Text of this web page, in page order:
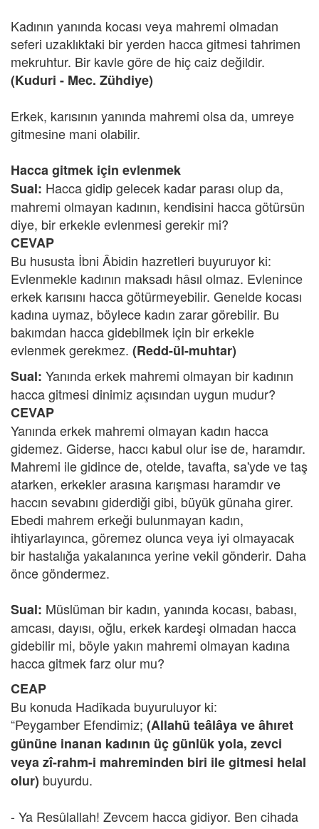
Kadının yanında kocası veya mahremi olmadan
seferi uzaklıktaki bir yerden hacca gitmesi tahrimen
mekruhtur. Bir kavle göre de hiç caiz değildir.
(Kuduri - Mec. Zühdiye)
Erkek, karısının yanında mahremi olsa da, umreye
gitmesine mani olabilir.
Hacca gitmek için evlenmek
Sual: Hacca gidip gelecek kadar parası olup da,
mahremi olmayan kadının, kendisini hacca götürsün
diye, bir erkekle evlenmesi gerekir mi?
CEVAP
Bu hususta İbni Âbidin hazretleri buyuruyor ki:
Evlenmekle kadının maksadı hâsıl olmaz. Evlenince
erkek karısını hacca götürmeyebilir. Genelde kocası
kadına uymaz, böylece kadın zarar görebilir. Bu
bakımdan hacca gidebilmek için bir erkekle
evlenmek gerekmez. (Redd-ül-muhtar)
Sual: Yanında erkek mahremi olmayan bir kadının
hacca gitmesi dinimiz açısından uygun mudur?
CEVAP
Yanında erkek mahremi olmayan kadın hacca
gidemez. Giderse, haccı kabul olur ise de, haramdır.
Mahremi ile gidince de, otelde, tavafta, sa'yde ve taş
atarken, erkekler arasına karışması haramdır ve
haccın sevabını giderdiği gibi, büyük günaha girer.
Ebedi mahrem erkeği bulunmayan kadın,
ihtiyarlayınca, göremez olunca veya iyi olmayacak
bir hastalığa yakalanınca yerine vekil gönderir. Daha
önce göndermez.
Sual: Müslüman bir kadın, yanında kocası, babası,
amcası, dayısı, oğlu, erkek kardeşi olmadan hacca
gidebilir mi, böyle yakın mahremi olmayan kadına
hacca gitmek farz olur mu?
CEAP
Bu konuda Hadîkada buyuruluyor ki:
“Peygamber Efendimiz; (Allahü teâlâya ve âhıret
gününe inanan kadının üç günlük yola, zevci
veya zî-rahm-i mahreminden biri ile gitmesi helal
olur) buyurdu.
- Ya Resûlallah! Zevcem hacca gidiyor. Ben cihada